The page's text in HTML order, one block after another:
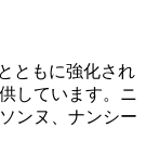
ともに強化され
しています。ニ
ンヌ、ナンシー